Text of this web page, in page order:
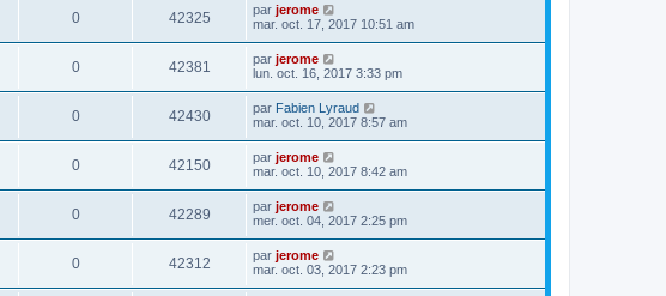
0 42325 par jerome
mar. oct. 17, 2017 10:51 am
0 42381 par jerome
lun. oct. 16, 2017 3:33 pm
0 42430 par Fabien Lyraud
mar. oct. 10, 2017 8:57 am
0 42150 par jerome
mar. oct. 10, 2017 8:42 am
0 42289 par jerome
mer. oct. 04, 2017 2:25 pm
0 42312 par jerome
mar. oct. 03, 2017 2:23 pm